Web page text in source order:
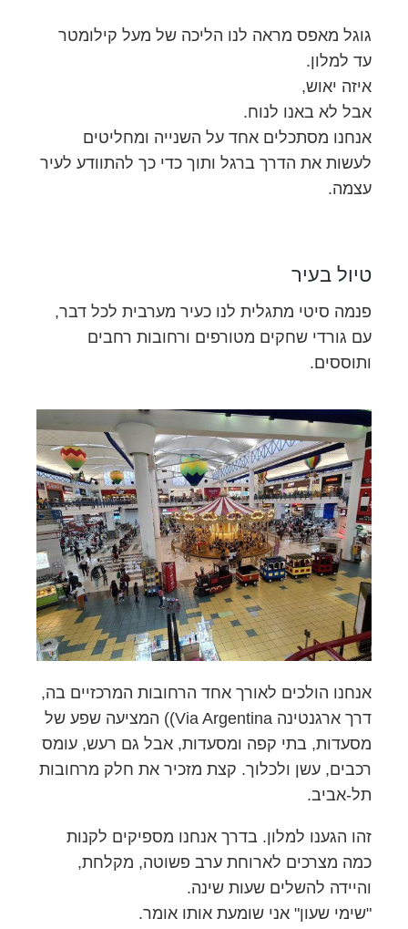
גוגל מאפס מראה לנו הליכה של מעל קילומטר
עד למלון.
איזה יאוש,
אבל לא באנו לנוח.
אנחנו מסתכלים אחד על השנייה ומחליטים
לעשות את הדרך ברגל ותוך כדי כך להתוודע לעיר
עצמה.
טיול בעיר
פנמה סיטי מתגלית לנו כעיר מערבית לכל דבר,
עם גורדי שחקים מטורפים ורחובות רחבים
ותוססים.
אנחנו הולכים לאורך אחד הרחובות המרכזיים בה,
דרך ארגנטינה Via Argentina)) המציעה שפע של
מסעדות, בתי קפה ומסעדות, אבל גם רעש, עומס
רכבים, עשן ולכלוך. קצת מזכיר את חלק מרחובות
תל-אביב.
זהו הגענו למלון. בדרך אנחנו מספיקים לקנות
כמה מצרכים לארוחת ערב פשוטה, מקלחת,
והיידה להשלים שעות שינה.
"שימי שעון" אני שומעת אותו אומר.